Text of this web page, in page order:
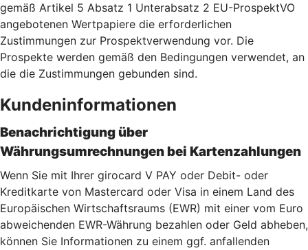
gemäß Artikel 5 Absatz 1 Unterabsatz 2 EU-ProspektVO
angebotenen Wertpapiere die erforderlichen
Zustimmungen zur Prospektverwendung vor. Die
Prospekte werden gemäß den Bedingungen verwendet, an
die die Zustimmungen gebunden sind.
Kundeninformationen
Benachrichtigung über
Währungsumrechnungen bei Kartenzahlungen
Wenn Sie mit Ihrer girocard V PAY oder Debit- oder
Kreditkarte von Mastercard oder Visa in einem Land des
Europäischen Wirtschaftsraums (EWR) mit einer vom Euro
abweichenden EWR-Währung bezahlen oder Geld abheben,
können Sie Informationen zu einem ggf. anfallenden